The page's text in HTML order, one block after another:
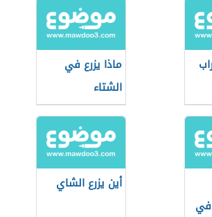
ماذا يزرع في
الشتاء
في
أين يزرع الشاي